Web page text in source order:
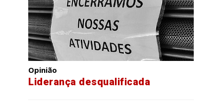
Opinião
Liderança desqualificada